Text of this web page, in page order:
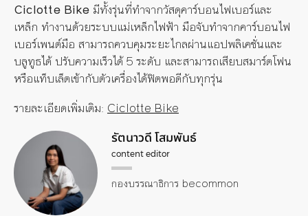
Ciclotte Bike มีทั้งรุ่นที่ทำจากวัสดุคาร์บอนไฟเบอร์และ
เหล็ก ทำงานด้วยระบบแม่เหล็กไฟฟ้า มือจับทำจากคาร์บอนไฟ
เบอร์เพนต์มือ สามารถควบคุมระยะไกลผ่านแอปพลิเคชั่นและ
บลูทูธได้ ปรับความเร็วได้5ระดับ และสามารถเสียบสมาร์ตโฟน
หรือแท็บเล็ตเข้ากับตัวเครื่องได้ฟิตพอดีกับทุกรุ่น
รายละเอียดเพิ่มเติม: Ciclotte Bike
รัตนาวดี โสมพันธ์
content editor
กองบรรณาธิการ becommon